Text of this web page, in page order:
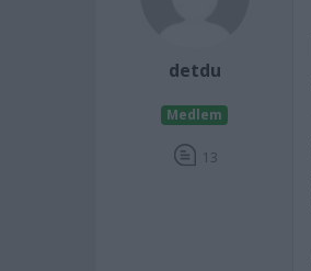
detdu
Medlem
13